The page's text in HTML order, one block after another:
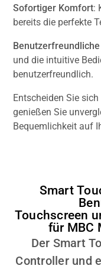
Sofortiger Komfort:
bereits die perfekte
und die intuitive
benutzerfreundlich.
Entscheiden Sie
genießen Sie
Bequemlichkeit auf
Smart
Touchscreen
für MBC
Der Smart
Controller und